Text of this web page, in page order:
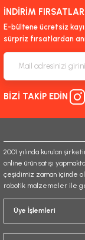
iletebilirsiniz.
Görüş ve önerileriniz
Ürün açıklamasında
Ürün bilgilerinde
Ürün fiyatı diğer
İNDİRİM
E-bültene ücretsiz
sürpriz fırsatlardan
BİZİ TAKİP EDİN
2001 yılında kurulan
online ürün satışı
çeşidimiz zaman içinde
robotik malzemeler ile
Üye İşlemleri